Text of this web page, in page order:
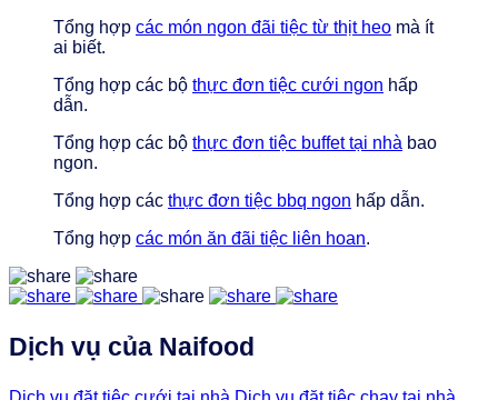
Tổng hợp các món ngon đãi tiệc từ thịt heo mà ít
ai biết.
Tổng hợp các bộ thực đơn tiệc cưới ngon hấp
dẫn.
Tổng hợp các bộ thực đơn tiệc buffet tại nhà bao
ngon.
Tổng hợp các thực đơn tiệc bbq ngon hấp dẫn.
Tổng hợp các món ăn đãi tiệc liên hoan.
Dịch vụ của Naifood